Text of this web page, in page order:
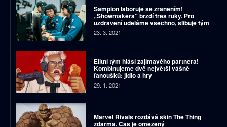
Šampion laboruje se zraněním!
„Showmakera“ brzdí třes ruky. Pro
uzdravení uděláme všechno, slibuje tým
23. 3. 2021
Elitní tým hlásí zajímavého partnera!
Kombinujeme dvě největší vášně
fanoušků: jídlo a hry
29. 1. 2021
Marvel Rivals rozdává skin The Thing
zdarma. Čas je omezený